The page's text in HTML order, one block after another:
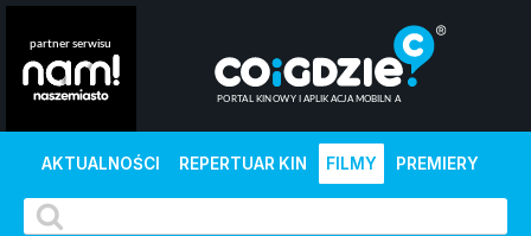
AKTUALNOŚCI REPERTUAR KIN FILMY PREMIERY